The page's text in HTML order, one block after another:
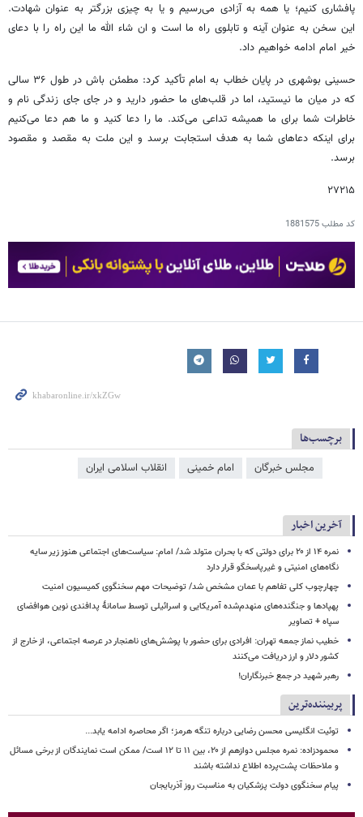
پافشاری کنیم؛ یا همه به آزادی می‌رسیم و یا به چیزی بزرگتر به عنوان شهادت.
این سخن به عنوان آینه و تابلوی راه ما است و ان شاء الله ما این راه را با دعای
خیر امام ادامه خواهیم داد.
حسینی بوشهری در پایان خطاب به امام تأکید کرد: مطمئن باش در طول ۳۶ سالی
که در میان ما نیستید، اما در قلب‌های ما حضور دارید و در جای جای زندگی نام و
خاطرات شما برای ما همیشه تداعی می‌کند. ما را دعا کنید و ما هم دعا می‌کنیم
برای اینکه دعاهای شما به هدف استجابت برسد و این ملت به مقصد و مقصود
برسد.
۲۷۲۱۵
کد مطلب1881575
برچسب‌ها
مجلس خبرگان امام خمینی انقلاب اسلامی ایران
آخرین اخبار
نمره ۱۴ از ۲۰ برای دولتی که با بحران متولد شد/ امام: سیاست‌های اجتماعی هنوز زیر سایه
نگاه‌های امنیتی و غیرپاسخگو قرار دارد
چهارچوب کلی تفاهم با عمان مشخص شد/ توضیحات مهم سخنگوی کمیسیون امنیت
پهپادها و جنگنده‌های منهدم‌شده آمریکایی و اسرائیلی توسط سامانۀ پدافندی نوین هوافضای
سپاه + تصاویر
خطیب نماز جمعه تهران: افرادی برای حضور با پوشش‌های ناهنجار در عرصه اجتماعی، از خارج از
کشور دلار و ارز دریافت می‌کنند
رهبر شهید در جمع خبرنگاران!
پربیننده‌ترین
توئیت انگلیسی محسن رضایی درباره تنگه هرمز؛ اگر محاصره ادامه یابد...
محمودزاده: نمره مجلس دوازهم از ۲۰، بین ۱۱ تا ۱۲ است/ ممکن است نمایندگان از برخی مسائل
و ملاحظات پشت‌پرده اطلاع نداشته باشند
پیام سخنگوی دولت پزشکیان به مناسبت روز آذربایجان